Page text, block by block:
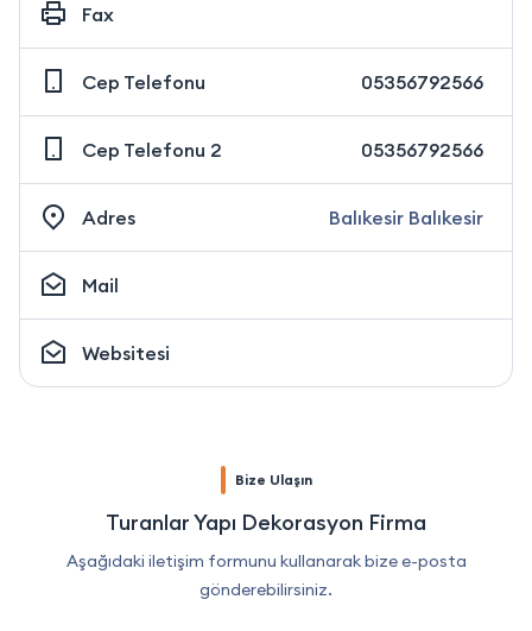
Fax
Cep Telefonu 05356792566
Cep Telefonu 2 05356792566
Adres Balıkesir Balıkesir
Mail
Websitesi
Bize Ulaşın
Turanlar Yapı Dekorasyon Firma
Aşağıdaki iletişim formunu kullanarak bize e-posta
gönderebilirsiniz.